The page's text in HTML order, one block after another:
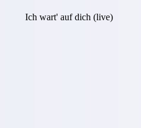
Ich wart' auf dich (live)